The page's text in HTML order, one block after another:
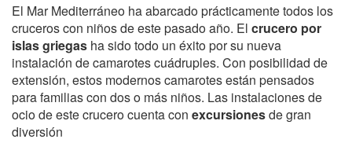
El Mar Mediterráneo ha abarcado prácticamente todos los
cruceros con niños de este pasado año. El crucero por
islas griegas ha sido todo un éxito por su nueva
instalación de camarotes cuádruples. Con posibilidad de
extensión, estos modernos camarotes están pensados
para familias con dos o más niños. Las instalaciones de
ocio de este crucero cuenta con excursionesde gran
diversión